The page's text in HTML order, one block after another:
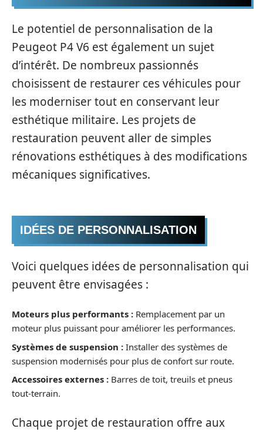
Le potentiel de personnalisation de la
Peugeot P4 V6 est également un sujet
d’intérêt. De nombreux passionnés
choisissent de restaurer ces véhicules pour
les moderniser tout en conservant leur
esthétique militaire. Les projets de
restauration peuvent aller de simples
rénovations esthétiques à des modifications
mécaniques significatives.
IDÉES DE PERSONNALISATION
Voici quelques idées de personnalisation qui
peuvent être envisagées :
Moteurs plus performants : Remplacement par un
moteur plus puissant pour améliorer les performances.
Systèmes de suspension : Installer des systèmes de
suspension modernisés pour plus de confort sur route.
Accessoires externes : Barres de toit, treuils et pneus
tout-terrain.
Chaque projet de restauration offre aux